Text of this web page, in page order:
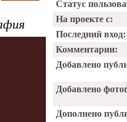
Статус
На проекте с:
Последний вход:
Комментарии:
Добавлено
Добавлено
Дополнено